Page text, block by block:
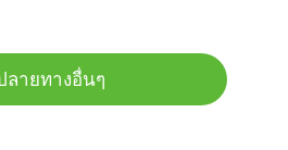
ายทางอื่นๆ